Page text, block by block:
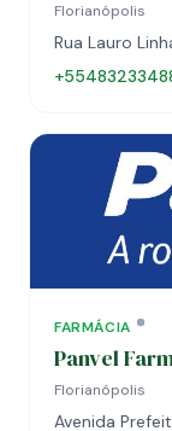
Florianópolis
Rua Lauro
FARMÁCIA
Panvel
Florianópolis
Avenida